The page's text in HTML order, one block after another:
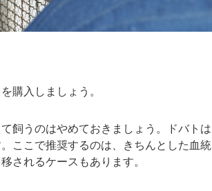
購入しましょう。
飼うのはやめておきましょう。ドバトは
ここで推奨するのは、きちんとした血統
されるケースもあります。